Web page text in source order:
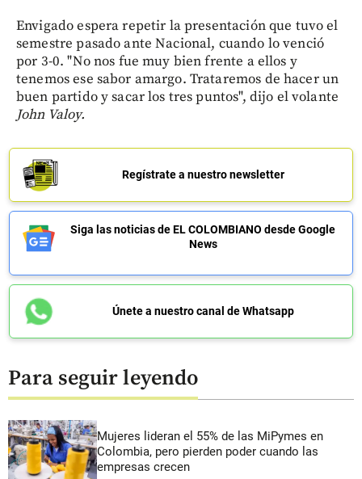
Envigado espera repetir la presentación que tuvo el
semestre pasado ante Nacional, cuando lo venció
por 3-0. "No nos fue muy bien frente a ellos y
tenemos ese sabor amargo. Trataremos de hacer un
buen partido y sacar los tres puntos", dijo el volante
John Valoy.
Regístrate a nuestro newsletter
Siga las noticias de EL COLOMBIANO desde Google
News
Únete a nuestro canal de Whatsapp
Para seguir leyendo
Mujeres lideran el 55% de las MiPymes en
Colombia, pero pierden poder cuando las
empresas crecen